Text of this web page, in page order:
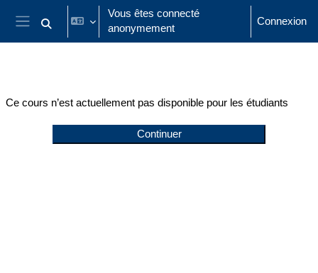
Passer au contenu principal
Panneau latéral
Activer/désactiver la saisie de recherche
Vous êtes connecté
anonymement
Connexion
Ce cours n’est actuellement pas disponible pour les étudiants
Continuer